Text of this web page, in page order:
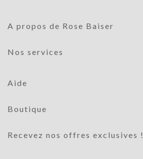
A propos de Rose Baiser
Nos services
Aide
Boutique
Recevez nos offres exclusives !